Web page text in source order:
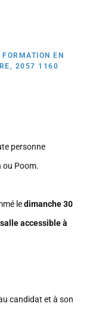
EN
2057 1160
personne
ou Poom.
ledimanche 30
accessible à
candidat et à son